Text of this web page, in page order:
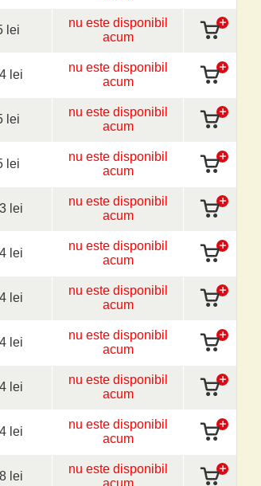
lei
nu este disponibil
acum
lei
nu este disponibil
acum
lei
nu este disponibil
acum
lei
nu este disponibil
acum
lei
nu este disponibil
acum
lei
nu este disponibil
acum
lei
nu este disponibil
acum
lei
nu este disponibil
acum
lei
nu este disponibil
acum
lei
nu este disponibil
acum
lei
nu este disponibil
acum